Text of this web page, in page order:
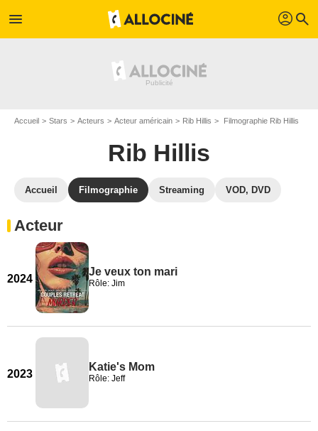
menu profil search
Accueil Stars Acteurs Acteur américain Rib Hillis Filmographie Rib Hillis
Rib Hillis
Accueil Filmographie Streaming VOD, DVD
Acteur
2024
Je veux ton mari
Rôle: Jim
2023
Katie's Mom
Rôle: Jeff